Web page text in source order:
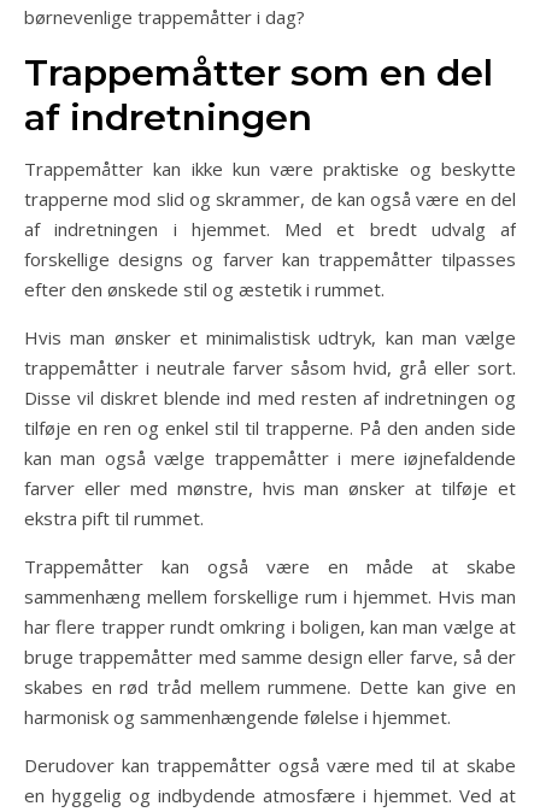
børnevenlige trappemåtter i dag?
Trappemåtter som en del
af indretningen
Trappemåtter kan ikke kun være praktiske og beskytte
trapperne mod slid og skrammer, de kan også være en del
af indretningen i hjemmet. Med et bredt udvalg af
forskellige designs og farver kan trappemåtter tilpasses
efter den ønskede stil og æstetik i rummet.
Hvis man ønsker et minimalistisk udtryk, kan man vælge
trappemåtter i neutrale farver såsom hvid, grå eller sort.
Disse vil diskret blende ind med resten af indretningen og
tilføje en ren og enkel stil til trapperne. På den anden side
kan man også vælge trappemåtter i mere iøjnefaldende
farver eller med mønstre, hvis man ønsker at tilføje et
ekstra pift til rummet.
Trappemåtter kan også være en måde at skabe
sammenhæng mellem forskellige rum i hjemmet. Hvis man
har flere trapper rundt omkring i boligen, kan man vælge at
bruge trappemåtter med samme design eller farve, så der
skabes en rød tråd mellem rummene. Dette kan give en
harmonisk og sammenhængende følelse i hjemmet.
Derudover kan trappemåtter også være med til at skabe
en hyggelig og indbydende atmosfære i hjemmet. Ved at